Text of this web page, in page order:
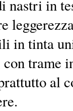
nastri in
in tinta
trame
al